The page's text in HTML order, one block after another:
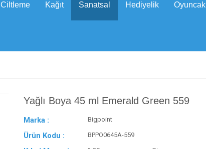
Ciltleme Kağıt Sanatsal Hediyelik Oyuncak
Yağlı Boya 45 ml Emerald Green 559
Marka : Bigpoint
Ürün Kodu : BPPO0645A-559